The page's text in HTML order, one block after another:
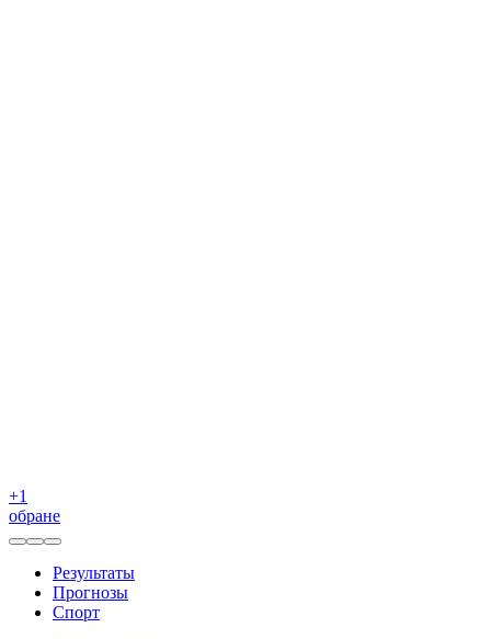
+1
обране
Результаты
Прогнозы
Спорт